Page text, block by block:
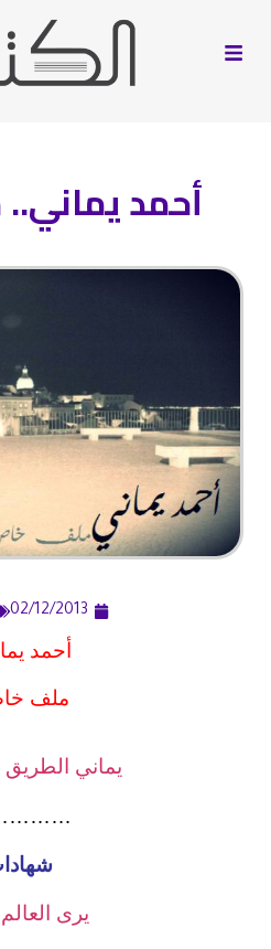
أحمد
02/12/2013
أحمد
ملف
يماني الطريق
يرى